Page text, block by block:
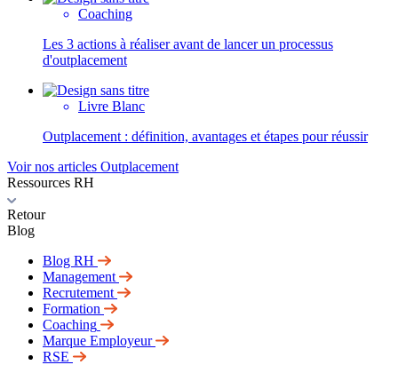
Coaching
Les 3 actions à réaliser avant de lancer un processus
d'outplacement
Livre Blanc
Outplacement : définition, avantages et étapes pour réussir
Voir nos articles Outplacement
Ressources RH
Retour
Blog
Blog RH
Management
Recrutement
Formation
Coaching
Marque Employeur
RSE